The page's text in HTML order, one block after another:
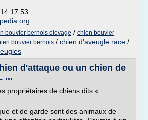
bouvier bernois elevage / chien bouvier
bouvier bernois / chien d'aveugle race /
d'attaque ou un chien de
...
propriétaires de chiens dits «
et de garde sont des animaux de